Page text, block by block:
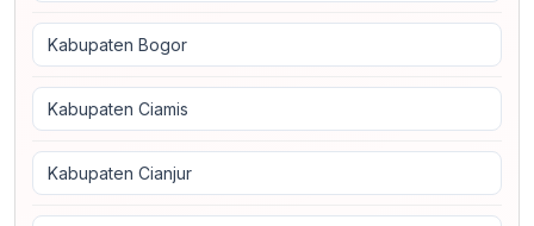
Kabupaten Bogor
Kabupaten Ciamis
Kabupaten Cianjur